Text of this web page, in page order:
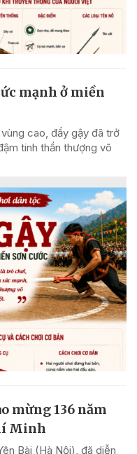
mạnh ở miền
cao, đẩy gậy đã trở
tinh thần thượng võ
mừng 136 năm
Minh
Bài (Hà Nội), đã diễn